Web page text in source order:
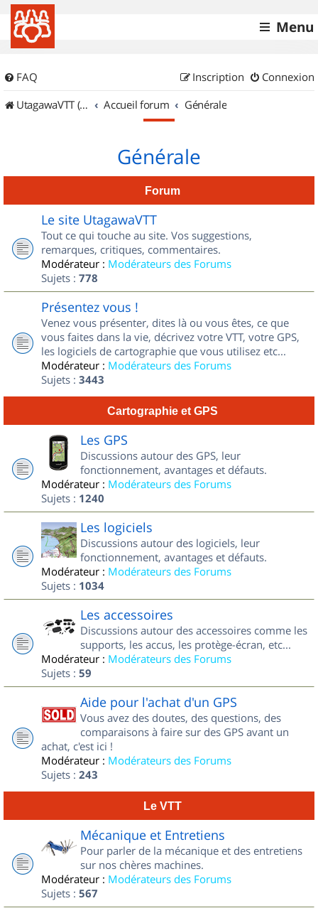
Menu
FAQ Connexion
Inscription
UtagawaVTT (Randos VTT et VTTAE avec traces GPS)
Accueil forum Générale
Générale
Forum
Le site UtagawaVTT
Tout ce qui touche au site. Vos suggestions,
remarques, critiques, commentaires.
Modérateur : Modérateurs des Forums
Sujets : 778
Présentez vous !
Venez vous présenter, dites là ou vous êtes, ce que
vous faites dans la vie, décrivez votre VTT, votre GPS,
les logiciels de cartographie que vous utilisez etc...
Modérateur : Modérateurs des Forums
Sujets : 3443
Cartographie et GPS
Les GPS
Discussions autour des GPS, leur
fonctionnement, avantages et défauts.
Modérateur : Modérateurs des Forums
Sujets : 1240
Les logiciels
Discussions autour des logiciels, leur
fonctionnement, avantages et défauts.
Modérateur : Modérateurs des Forums
Sujets : 1034
Les accessoires
Discussions autour des accessoires comme les
supports, les accus, les protège-écran, etc...
Modérateur : Modérateurs des Forums
Sujets : 59
Aide pour l'achat d'un GPS
Vous avez des doutes, des questions, des
comparaisons à faire sur des GPS avant un
achat, c'est ici !
Modérateur : Modérateurs des Forums
Sujets : 243
Le VTT
Mécanique et Entretiens
Pour parler de la mécanique et des entretiens
sur nos chères machines.
Modérateur : Modérateurs des Forums
Sujets : 567